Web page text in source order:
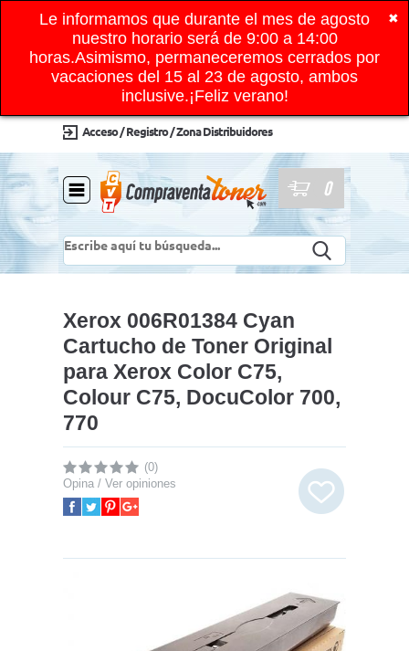
✖
Le informamos que durante el mes de agosto
nuestro horario será de 9:00 a 14:00
horas.Asimismo, permaneceremos cerrados por
vacaciones del 15 al 23 de agosto, ambos
inclusive.¡Feliz verano!
Acceso / Registro / Zona Distribuidores
0
Xerox 006R01384 Cyan
Cartucho de Toner Original
para Xerox Color C75,
Colour C75, DocuColor 700,
770
(0)
Opina / Ver opiniones